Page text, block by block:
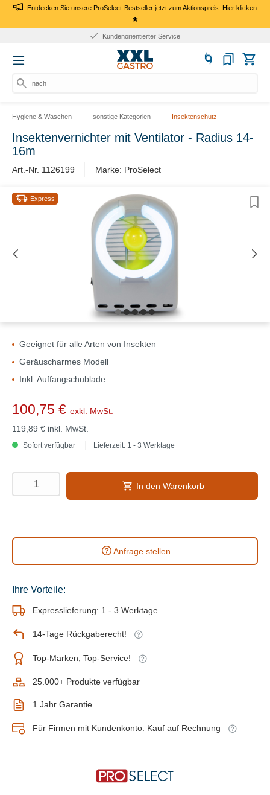
Entdecken Sie unsere ProSelect-Bestseller jetzt zum Aktionspreis.Hier klicken
*
Kundenorientierter Service
nach Pro
Hygiene & Waschen sonstige Kategorien Insektenschutz
Insektenvernichter mit Ventilator - Radius 14-
16m
Art.-Nr. 1126199 Marke: ProSelect
Express
Geeignet für alle Arten von Insekten
Geräuscharmes Modell
Inkl. Auffangschublade
100,75 € exkl. MwSt.
119,89 € inkl. MwSt.
Sofort verfügbar Lieferzeit: 1 - 3 Werktage
In den Warenkorb
Anfrage stellen
Ihre Vorteile:
Expresslieferung: 1 - 3 Werktage
14-Tage Rückgaberecht!
Top-Marken, Top-Service!
25.000+ Produkte verfügbar
1 Jahr Garantie
Für Firmen mit Kundenkonto: Kauf auf Rechnung